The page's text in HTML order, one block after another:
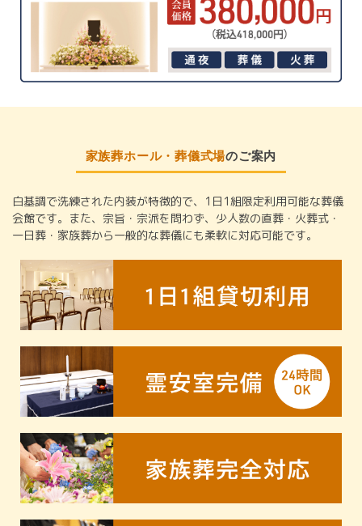
家族葬ホール・葬儀式場のご案内
白基調で洗練された内装が特徴的で、1日1組限定利用可能な葬儀
会館です。また、宗旨・宗派を問わず、少人数の直葬・火葬式・
一日葬・家族葬から一般的な葬儀にも柔軟に対応可能です。